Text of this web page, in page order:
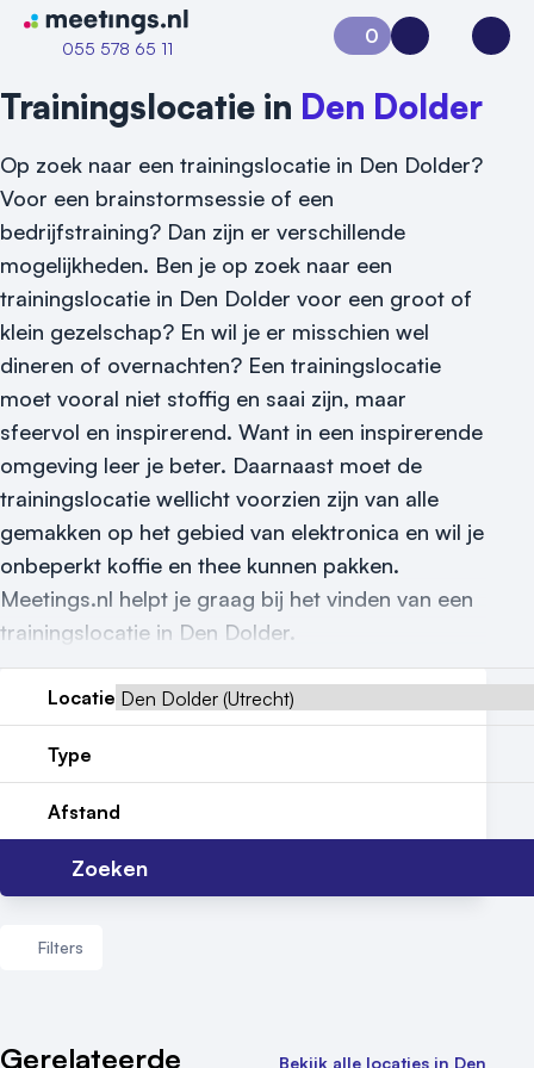
Naar home van Meetings
055 578 65 11
Vraag locatie aan
Locatiegids
Meld locatie aan
Nieuws
Reviews (5⭐️)
0
Aanvraag 0Inloggen
Trainingslocatie in Den Dolder
Op zoek naar een trainingslocatie in Den Dolder?
Voor een brainstormsessie of een
bedrijfstraining? Dan zijn er verschillende
mogelijkheden. Ben je op zoek naar een
trainingslocatie in Den Dolder voor een groot of
klein gezelschap? En wil je er misschien wel
dineren of overnachten? Een trainingslocatie
moet vooral niet stoffig en saai zijn, maar
sfeervol en inspirerend. Want in een inspirerende
omgeving leer je beter. Daarnaast moet de
trainingslocatie wellicht voorzien zijn van alle
gemakken op het gebied van elektronica en wil je
onbeperkt koffie en thee kunnen pakken.
Meetings.nl helpt je graag bij het vinden van een
trainingslocatie in Den Dolder.
Locatie
Type
Afstand
Zoeken
Filters
Aantal zalen
Gerelateerde
Bekijk alle locaties in Den